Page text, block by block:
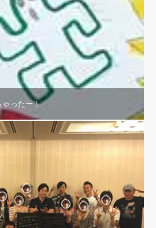
ゃったー！